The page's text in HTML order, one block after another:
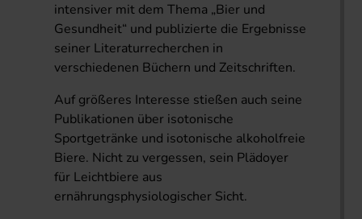
intensiver mit dem Thema „Bier und
Gesundheit“ und publizierte die Ergebnisse
seiner Literaturrecherchen in
verschiedenen Büchern und Zeitschriften.
Auf größeres Interesse stießen auch seine
Publikationen über isotonische
Sportgetränke und isotonische alkoholfreie
Biere. Nicht zu vergessen, sein Plädoyer
für Leichtbiere aus
ernährungsphysiologischer Sicht.